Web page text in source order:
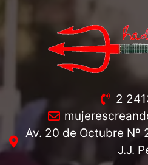
2
Av. 20 de Octubre Nº
J.J.